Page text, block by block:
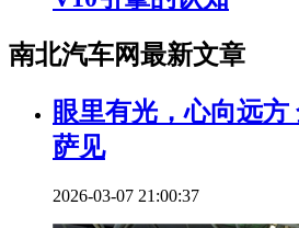
南北汽车网最新文章
眼里有光，心向远
萨见
2026-03-07 21:00:37